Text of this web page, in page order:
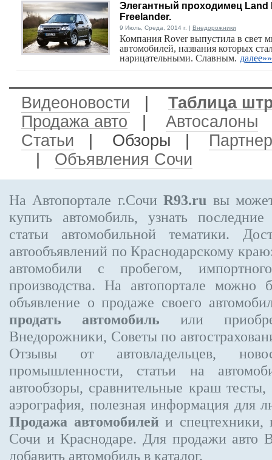
Элегантный проходимец Land
Freelander.
9 Июль, Среда, 2014 г. | Внедорожники
Компания Rover выпустила в свет
автомобилей, названия которых
нарицательными. Славным. далее»»
Видеоновости
Таблица
Продажа авто
Автосалоны
Статьи | Обзоры |
Объявления Сочи
На Автопортале г.СочиR93.ru вы
купить автомобиль, узнать
статьи автомобильной тематики.
автообъявлений по Краснодарскому
автомобили с пробегом,
производства. На автопортале можно
объявление о продаже своего
продать автомобиль или
Внедорожники, Советы по
Отзывы от автовладельцев,
промышленности, статьи на
автообзоры, сравнительные краш
аэрография, полезная информация для
Продажа автомобилей и спецтехники,
Сочи и Краснодаре. Для продажи авто
добавить автомобиль в каталог.